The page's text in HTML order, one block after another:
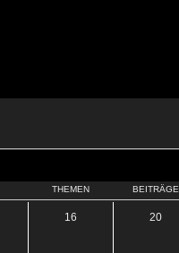
THEMEN BEITRÄGE
16 20